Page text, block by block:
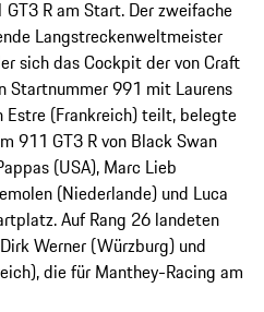
R am Start. Der zweifache
Langstreckenweltmeister
sich das Cockpit der von Craft
Startnummer 991 mit Laurens
Estre (Frankreich) teilt, belegte
911 GT3 R von Black Swan
(USA), Marc Lieb
(Niederlande) und Luca
Auf Rang 26 landeten
Werner (Würzburg) und
die für Manthey-Racing am